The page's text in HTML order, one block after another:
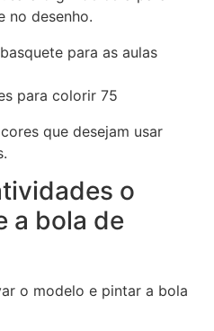
no desenho.
para colorir 75
que desejam usar
o
a bola de
o modelo e pintar a bola